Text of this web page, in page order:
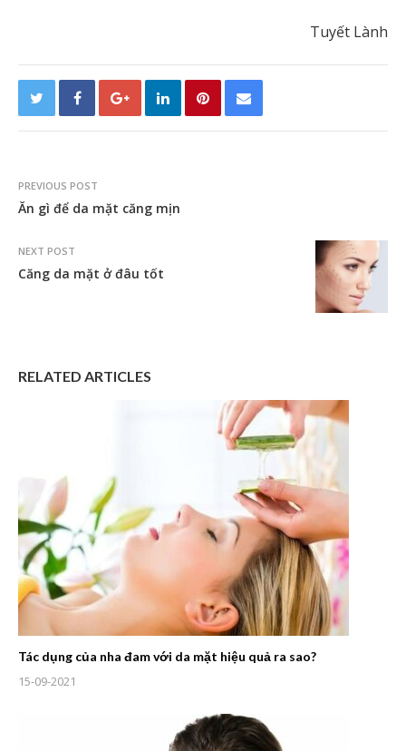
Tuyết Lành
PREVIOUS POST
Ăn gì để da mặt căng mịn
NEXT POST
Căng da mặt ở đâu tốt
RELATED ARTICLES
Tác dụng của nha đam với da mặt hiệu quả ra sao?
15-09-2021